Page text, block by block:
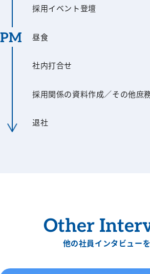
採用イベント登壇
PM 昼食
社内打合せ
採用関係の資料作成／その他庶
退社
Other
他の社員インタビュー